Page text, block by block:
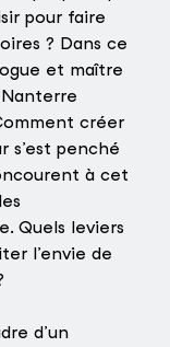
pour faire
? Dans ce
et maître
créer
s’est penché
à cet
Quels leviers
l’envie de
d’un